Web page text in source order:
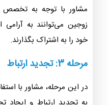
مشاور با توجه به تخصص
زوجین می‌توانند به آرامی
خود را به اشتراک بگذارند.
مرحله 3: تجدید ارتباط
در این مرحله، مشاور با